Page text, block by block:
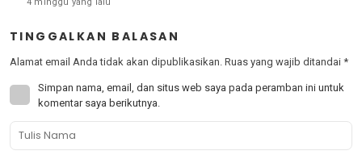
TINGGALKAN BALASAN
Alamat email Anda tidak akan dipublikasikan. Ruas yang wajib ditandai *
Simpan nama, email, dan situs web saya pada peramban ini untuk
komentar saya berikutnya.